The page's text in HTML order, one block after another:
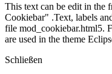
This text can be edit in the
Cookiebar" .Text, labels
file mod_cookiebar.html5.
are used in the theme
Schließen